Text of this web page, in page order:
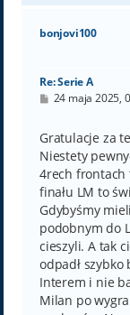
bonjovi100
Re: Serie A
P
t
24 maja 2025,
Gratulacje za
Niestety
4rech frontach
finału LM to
Gdybyśmy
podobnym do
cieszyli. A tak
odpadł
Interem i nie
Milan po